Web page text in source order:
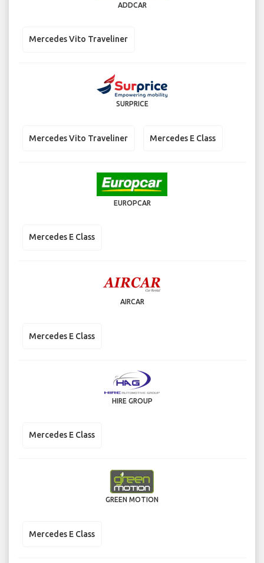
ADDCAR
Mercedes Vito Traveliner
SURPRICE
Mercedes Vito Traveliner Mercedes E Class
EUROPCAR
Mercedes E Class
AIRCAR
Mercedes E Class
HIRE GROUP
Mercedes E Class
GREEN MOTION
Mercedes E Class